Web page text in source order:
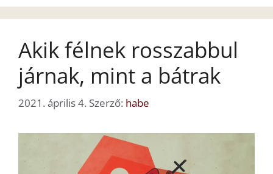
Akik félnek rosszabbul
járnak, mint a bátrak
2021. április 4. Szerző: habe